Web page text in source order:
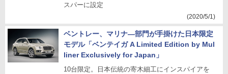
スパーに設定
(2020/5/1)
ベントレー、マリナ―部門が手掛けた日本限定
モデル「ベンテイガ A Limited Edition by Mul
liner Exclusively for Japan」
10台限定。日本伝統の寄木細工にインスパイアを